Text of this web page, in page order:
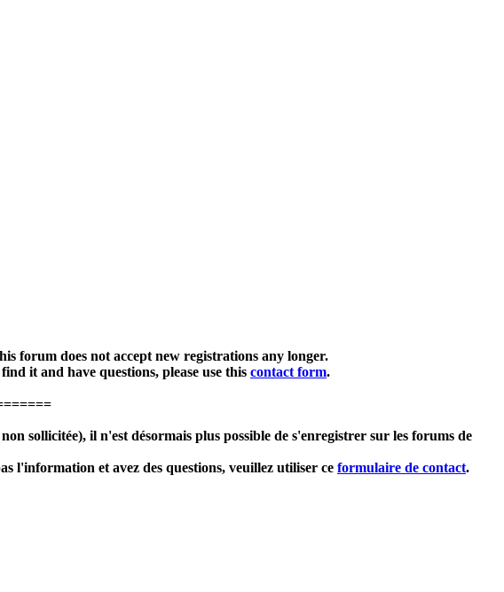
forum does not accept new registrations any longer.
it and have questions, please use this contact form.
sollicitée), il n'est désormais plus possible de s'enregistrer sur les forums de
l'information et avez des questions, veuillez utiliser ce formulaire de contact.